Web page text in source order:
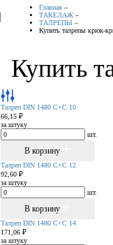
Главная –
ТАКЕЛАЖ –
ТАЛРЕПЫ –
Купить талрепы крюк-
Купить
Талреп DIN 1480 С+С 10
66,15 ₽
за штуку
шт.
В корзину
Талреп DIN 1480 С+С 12
92,60 ₽
за штуку
шт.
В корзину
Талреп DIN 1480 С+С 14
171,06 ₽
за штуку